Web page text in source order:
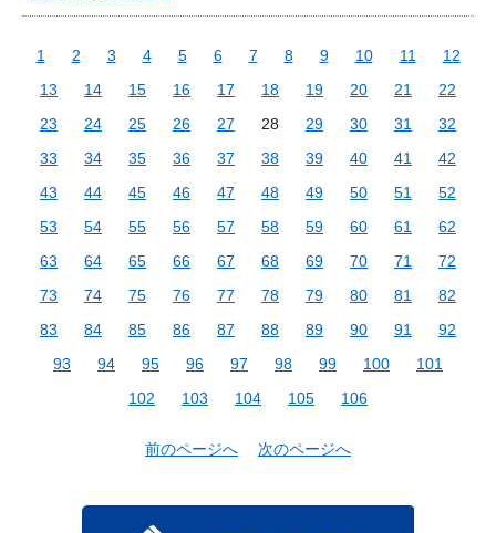
1 2 3 4 5 6 7 8 9 10 11
12
13
14 15 16 17 18 19 20 21
22
23
24 25 26 27 28 29 30 31
32
33
34 35 36 37 38 39 40 41
42
43
44 45 46 47 48 49 50 51
52
53
54 55 56 57 58 59 60 61
62
63
64 65 66 67 68 69 70 71
72
73
74 75 76 77 78 79 80 81
82
83
84 85 86 87 88 89 90 91
92
93
94 95 96 97 98 99 100
101
102
103 104 105 106
前のページへ 次のページへ